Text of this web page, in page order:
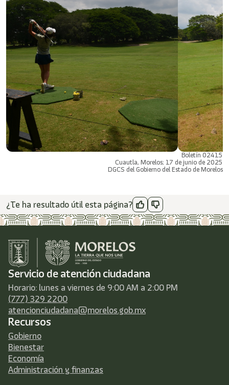
Boletín 02415
Cuautla, Morelos; 17 de junio de 2025
DGCS del Gobierno del Estado de Morelos
¿Te ha resultado útil esta página?
Servicio de atención ciudadana
Horario: lunes a viernes de 9:00 AM a 2:00 PM
(777) 329 2200
atencionciudadana@morelos.gob.mx
Recursos
Gobierno
Bienestar
Economía
Administración y finanzas